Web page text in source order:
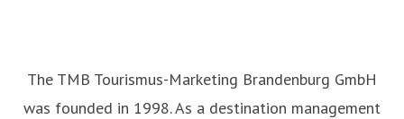
The TMB Tourismus-Marketing Brandenburg GmbH
was founded in 1998. As a destination management